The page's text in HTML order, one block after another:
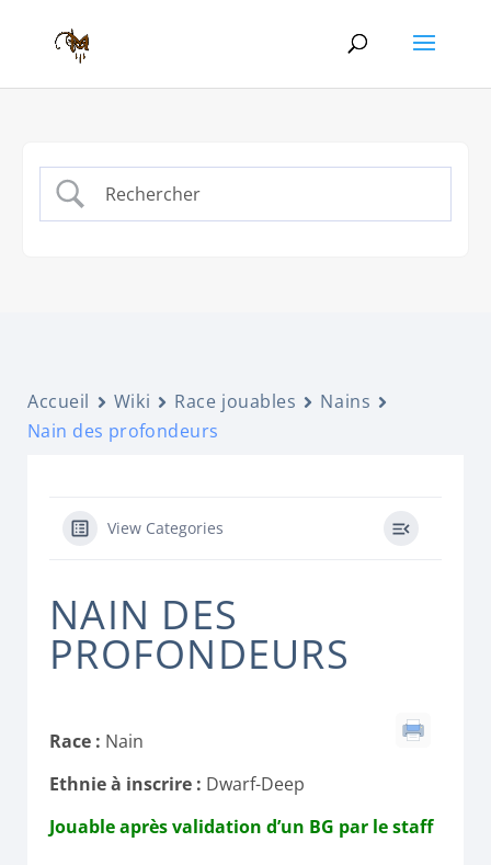
Accueil Wiki Race jouables
Nains
Nain des profondeurs
View Categories
NAIN DES
PROFONDEURS
Race : Nain
Ethnie à inscrire : Dwarf-Deep
Jouable après validation d’un BG par le staff